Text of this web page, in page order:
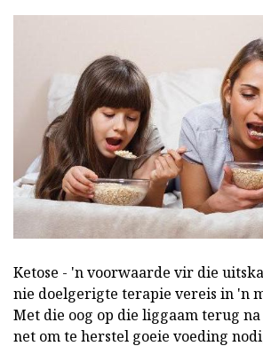
Ketose - 'n voorwaarde vir die
nie doelgerigte terapie vereis in 'n
Met die oog op die liggaam terug
net om te herstel goeie voeding